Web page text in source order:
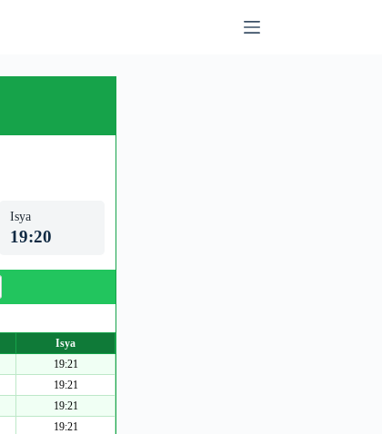
Isya
19:20
Isya
19:21
19:21
19:21
19:21